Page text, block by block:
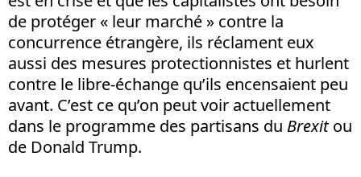
de protéger « leur marché » contre la
concurrence étrangère, ils réclament eux
aussi des mesures protectionnistes et hurlent
contre le libre-échange qu’ils encensaient peu
avant. C’est ce qu’on peut voir actuellement
dans le programme des partisans du Brexitou
de Donald Trump.